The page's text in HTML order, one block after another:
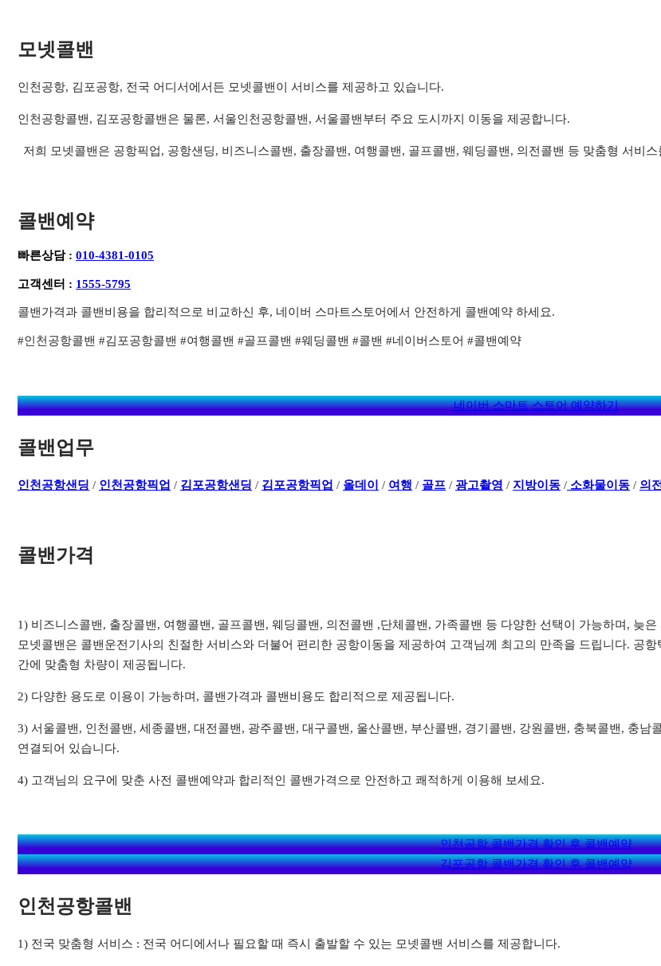
모넷콜밴
인천공항, 김포공항, 전국 어디서에서든 모넷콜밴이 서비스를 제공하고 있습니다.
인천공항콜밴, 김포공항콜밴은 물론, 서울인천공항콜밴, 서울콜밴부터 주요 도시까지 이동을 제공합니다.
저희 모넷콜밴은 공항픽업, 공항샌딩, 비즈니스콜밴, 출장콜밴, 여행콜밴, 골프콜밴, 웨딩콜밴, 의전콜밴 등 맞춤형 서비
콜밴예약
빠른상담 :010-4381-0105
고객센터 : 1555-5795
콜밴가격과 콜밴비용을 합리적으로 비교하신 후, 네이버 스마트스토어에서 안전하게 콜밴예약 하세요.
#인천공항콜밴 #김포공항콜밴 #여행콜밴 #골프콜밴 #웨딩콜밴 #콜밴 #네이버스토어 #콜밴예약
네이버 스마트 스토어 예약하기
콜밴업무
인천공항샌딩 / 인천공항픽업 / 김포공항샌딩 / 김포공항픽업 / 올데이 / 여행 / 골프 / 광고촬영 /지방이동 /소화물이동 / 의
콜밴가격
1) 비즈니스콜밴, 출장콜밴, 여행콜밴, 골프콜밴, 웨딩콜밴, 의전콜밴 ,단체콜밴, 가족콜밴 등 다양한 선택이 가능하며, 늦
모넷콜밴은 콜밴운전기사의 친절한 서비스와 더불어 편리한 공항이동을 제공하여 고객님께 최고의 만족을 드립니다. 공
간에 맞춤형 차량이 제공됩니다.
2) 다양한 용도로 이용이 가능하며, 콜밴가격과 콜밴비용도 합리적으로 제공됩니다.
3) 서울콜밴, 인천콜밴, 세종콜밴, 대전콜밴, 광주콜밴, 대구콜밴, 울산콜밴, 부산콜밴, 경기콜밴, 강원콜밴, 충북콜밴, 충
연결되어 있습니다.
4) 고객님의 요구에 맞춘 사전 콜밴예약과 합리적인 콜밴가격으로 안전하고 쾌적하게 이용해 보세요.
인천공항 콜밴가격 확인 후 콜밴예약
김포공항 콜밴가격 확인 후 콜밴예약
인천공항콜밴
1) 전국 맞춤형 서비스 : 전국 어디에서나 필요할 때 즉시 출발할 수 있는 모넷콜밴 서비스를 제공합니다.